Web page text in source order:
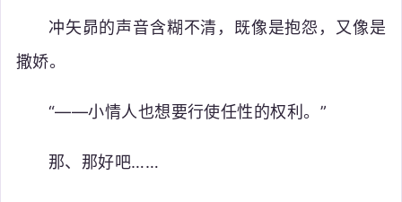
冲矢昴的声音含糊不清，既像是抱怨，又像是
撒娇。
“——小情人也想要行使任性的权利。”
那、那好吧……